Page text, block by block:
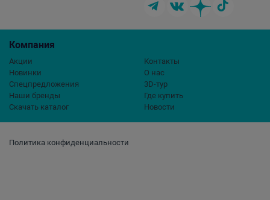
Политика конфиденциальности
Компания
Акции
Новинки
Спецпредложения
Наши бренды
Скачать каталог
Контакты
О нас
3D-тур
Где купить
Новости